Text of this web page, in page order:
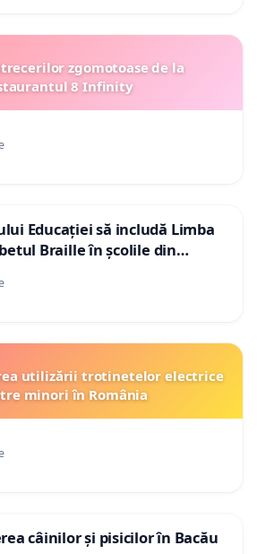
zgomotoase de la
8 Infinity
Educației să includă Limba
Braille în școlile din
utilizării trotinetelor electrice
minori în România
câinilor și pisicilor în Bacău